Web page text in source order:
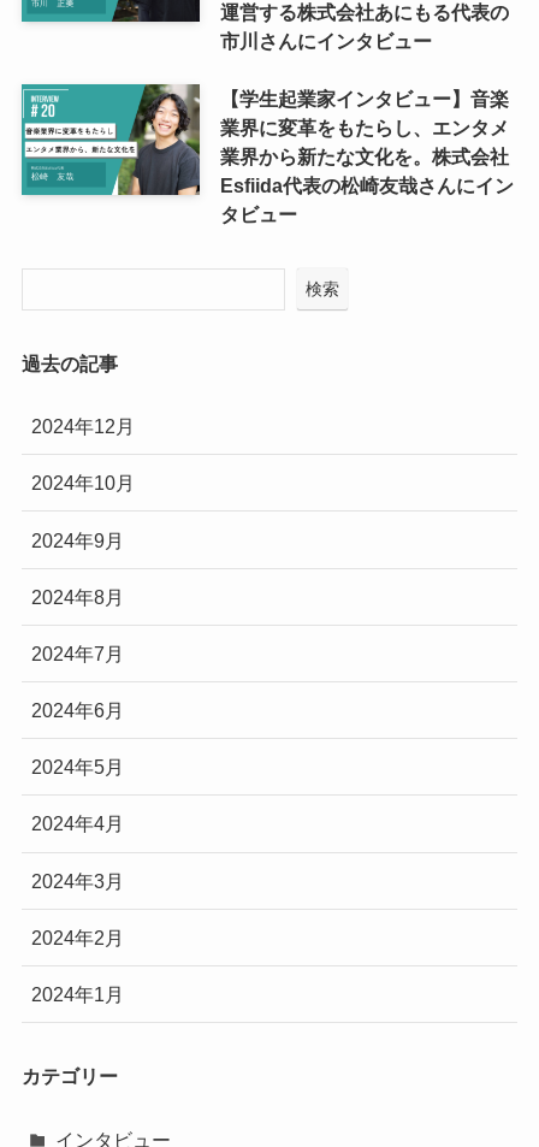
運営する株式会社あにもる代表の
市川さんにインタビュー
【学生起業家インタビュー】音楽
業界に変革をもたらし、エンタメ
業界から新たな文化を。株式会社
Esfiida代表の松崎友哉さんにイン
タビュー
検索
過去の記事
2024年12月
2024年10月
2024年9月
2024年8月
2024年7月
2024年6月
2024年5月
2024年4月
2024年3月
2024年2月
2024年1月
カテゴリー
インタビュー